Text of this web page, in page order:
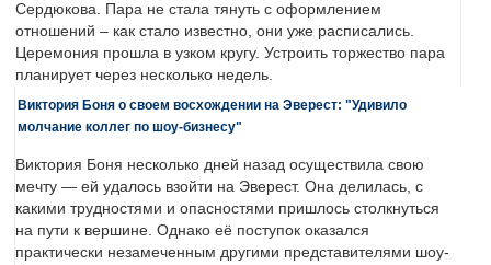
Сердюкова. Пара не стала тянуть с оформлением
отношений – как стало известно, они уже расписались.
Церемония прошла в узком кругу. Устроить торжество пара
планирует через несколько недель.
Виктория Боня о своем восхождении на Эверест: "Удивило
молчание коллег по шоу-бизнесу"
Виктория Боня несколько дней назад осуществила свою
мечту — ей удалось взойти на Эверест. Она делилась, с
какими трудностями и опасностями пришлось столкнуться
на пути к вершине. Однако её поступок оказался
практически незамеченным другими представителями шоу-